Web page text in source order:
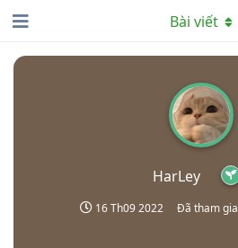
HarLey
16 Th09 2022 Đã tham gia
Bài viết